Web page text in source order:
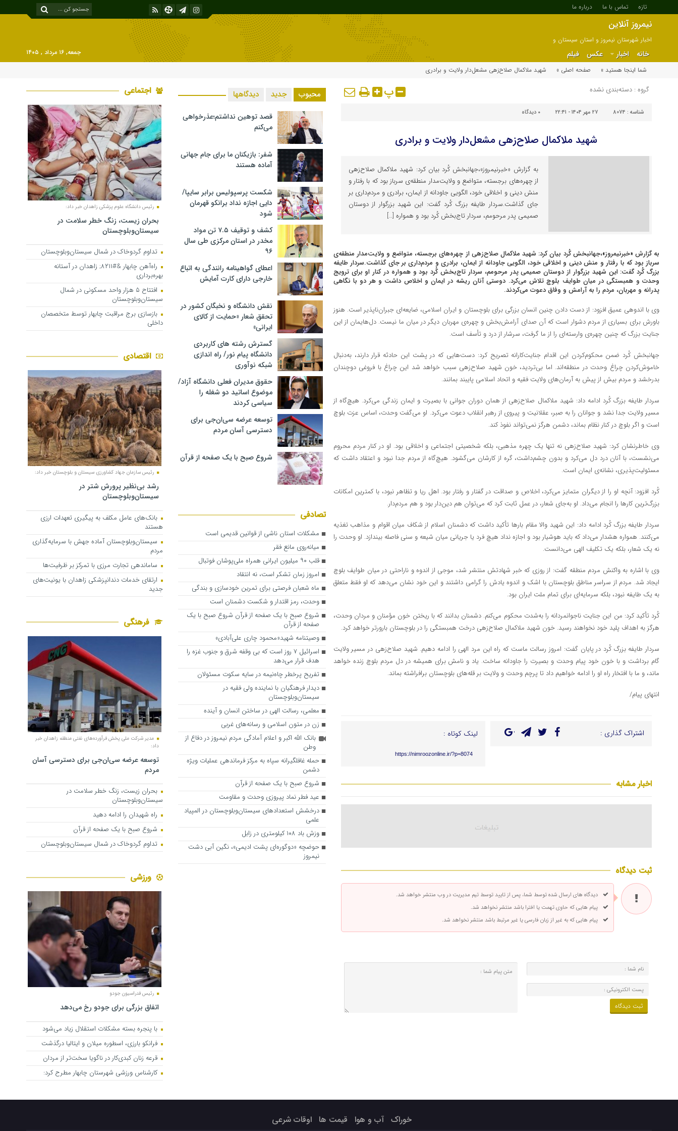
تازه تماس با ما درباره ما
نیمروز آنلاین
اخبار شهرستان نیمروز و استان سیستان و
بلوچستان
خانه اخبار عکس فیلم
جمعه, ۱۶ مرداد , ۱۴۰۵
شما اینجا هستید »
صفحه اصلی » شهید ملاکمال صلاح‌زهی مشعل‌دار ولایت و برادری
گروه : دسته‌بندی نشده پ
شناسه : 8074 ۲۷ مهر ۱۴۰۴ - ۲۲:۴۱ ۰ دیدگاه
شهید ملاکمال صلاح‌زهی مشعل‌دار ولایت و برادری
به گزارش «خبرنیمروز»،جهانبخش کُرد بیان کرد: شهید ملاکمال صلاح‌زهی
از چهره‌های برجسته، متواضع و ولایت‌مدار منطقه‌ی سرباز بود که با رفتار و
منش دینی و اخلاقی خود، الگویی جاودانه از ایمان، برادری و مردم‌داری بر
جای گذاشت.سردار طایفه بزرگ کُرد گفت: این شهید بزرگوار از دوستان
صمیمی پدر مرحومم، سردار تاج‌بخش کُرد بود و همواره […]
به گزارش «خبرنیمروز»،جهانبخش کُرد بیان کرد: شهید ملاکمال صلاح‌زهی از چهره‌های برجسته، متواضع و ولایت‌مدار منطقه‌ی
سرباز بود که با رفتار و منش دینی و اخلاقی خود، الگویی جاودانه از ایمان، برادری و مردم‌داری بر جای گذاشت.سردار طایفه
بزرگ کُرد گفت: این شهید بزرگوار از دوستان صمیمی پدر مرحومم، سردار تاج‌بخش کُرد بود و همواره در کنار او برای ترویج
وحدت و همبستگی در میان طوایف بلوچ تلاش می‌کرد. دوستی آنان ریشه در ایمان و اخلاص داشت و هر دو با نگاهی
پدرانه و مهربان، مردم را به آرامش و وفاق دعوت می‌کردند.
وی با اندوهی عمیق افزود: از دست دادن چنین انسان بزرگی برای بلوچستان و ایران اسلامی، ضایعه‌ای جبران‌ناپذیر است. هنوز
باورش برای بسیاری از مردم دشوار است که آن صدای آرامش‌بخش و چهره‌ی مهربان دیگر در میان ما نیست. دل‌هایمان از این
جنایت بزرگ که چنین چهره‌ی وارسته‌ای را از ما گرفت، سرشار از درد و تأسف است.
جهانبخش کُرد ضمن محکوم‌کردن این اقدام جنایت‌کارانه تصریح کرد: دست‌هایی که در پشت این حادثه قرار دارند، به‌دنبال
خاموش‌کردن چراغ وحدت در منطقه‌اند. اما بی‌تردید، خون شهید صلاح‌زهی سبب خواهد شد این چراغ با فروغی دوچندان
بدرخشد و مردم بیش از پیش به آرمان‌های ولایت فقیه و اتحاد اسلامی پایبند بمانند.
سردار طایفه بزرگ کُرد ادامه داد: شهید ملاکمال صلاح‌زهی از همان دوران جوانی با بصیرت و ایمان زندگی می‌کرد. هیچ‌گاه از
مسیر ولایت جدا نشد و جوانان را به صبر، عقلانیت و پیروی از رهبر انقلاب دعوت می‌کرد. او می‌گفت وحدت، اساس عزت بلوچ
است و اگر بلوچ در کنار نظام بماند، دشمن هرگز نمی‌تواند نفوذ کند.
وی خاطرنشان کرد: شهید صلاح‌زهی نه تنها یک چهره مذهبی، بلکه شخصیتی اجتماعی و اخلاقی بود. او در کنار مردم محروم
می‌نشست، با آنان درد دل می‌کرد و بدون چشم‌داشت، گره از کارشان می‌گشود. هیچ‌گاه از مردم جدا نبود و اعتقاد داشت که
مسئولیت‌پذیری، نشانه‌ی ایمان است.
کُرد افزود: آنچه او را از دیگران متمایز می‌کرد، اخلاص و صداقت در گفتار و رفتار بود. اهل ریا و تظاهر نبود، با کمترین امکانات
بزرگ‌ترین کارها را انجام می‌داد. او به‌جای شعار، در عمل ثابت کرد که می‌توان هم دین‌دار بود و هم مردم‌دار.
سردار طایفه بزرگ کُرد ادامه داد: این شهید والا مقام بارها تأکید داشت که دشمنان اسلام از شکاف میان اقوام و مذاهب تغذیه
می‌کنند. همواره هشدار می‌داد که باید هوشیار بود و اجازه نداد هیچ فرد یا جریانی میان شیعه و سنی فاصله بیندازد. او وحدت را
نه یک شعار، بلکه یک تکلیف الهی می‌دانست.
وی با اشاره به واکنش مردم منطقه گفت: از روزی که خبر شهادتش منتشر شد، موجی از اندوه و ناراحتی در میان طوایف بلوچ
ایجاد شد. مردم از سراسر مناطق بلوچستان با اشک و اندوه یادش را گرامی داشتند و این خود نشان می‌دهد که او فقط متعلق
به یک طایفه نبود، بلکه سرمایه‌ای برای تمام ملت ایران بود.
کُرد تأکید کرد: من این جنایت ناجوانمردانه را به‌شدت محکوم می‌کنم. دشمنان بدانند که با ریختن خون مؤمنان و مردان وحدت،
هرگز به اهداف پلید خود نخواهند رسید. خون شهید ملاکمال صلاح‌زهی درخت همبستگی را در بلوچستان بارورتر خواهد کرد.
سردار طایفه بزرگ کُرد در پایان گفت: امروز رسالت ماست که راه این مرد الهی را ادامه دهیم. شهید صلاح‌زهی در مسیر ولایت
گام برداشت و با خون خود پیام وحدت و بصیرت را جاودانه ساخت. یاد و نامش برای همیشه در دل مردم بلوچ زنده خواهد
ماند، و ما با افتخار راه او را ادامه خواهیم داد تا پرچم وحدت و ولایت بر قله‌های بلوچستان برافراشته بماند.
انتهای پیام/
اشتراک گذاری : لینک کوتاه :
https://nimroozonline.ir/?p=8074
اخبار مشابه
ثبت دیدگاه
دیدگاه های ارسال شده توسط شما، پس از تایید توسط تیم مدیریت در وب منتشر خواهد شد.
پیام هایی که حاوی تهمت یا افترا باشد منتشر نخواهد شد.
پیام هایی که به غیر از زبان فارسی یا غیر مرتبط باشد منتشر نخواهد شد.
محبوب جدید دیدگاهها
قصد توهین نداشتم؛عذرخواهی
می‌کنم
شفر: بازیکنان ما برای جام جهانی
آماده هستند
شکست پرسپولیس برابر سایپا/
دایی اجازه نداد برانکو قهرمان
شود
کشف و توقیف ۷.۵ تن مواد
مخدر در استان مرکزی طی سال
۹۶
اعطای گواهینامه رانندگی به اتباع
خارجی دارای کارت آمایش
نقش دانشگاه و نخبگان کشور در
تحقق شعار «حمایت از کالای
ایرانی»
گسترش رشته های کاربردی
دانشگاه پیام نور/ راه اندازی
شبکه نوآوری
حقوق مدیران فعلی دانشگاه آزاد/
موضوع اساتید دو شغله را
سیاسی کردند
توسعه عرضه سی‌ان‌جی برای
دسترسی آسان مردم
شروع صبح با یک صفحه از قرآن
تصادفی
مشکلات استان ناشی از قوانین قدیمی است
میانه‌روی مانع فقر
قلب ۹۰ میلیون ایرانی همراه ملی‌پوشان فوتبال
امروز زمان تشکر است، نه انتقاد
ماه شعبان فرصتی برای تمرین خودسازی و بندگی
وحدت، رمز اقتدار و شکست دشمنان است
شروع صبح با یک صفحه از قرآن شروع صبح با یک
صفحه از قرآن
وصیتنامه شهید«محمود چاری علی‌آبادی»
اسرائیل ۷ روز است که بی وقفه شرق و جنوب غزه را
هدف قرار می‌دهد
تفریح پرخطر چاه‌نیمه در سایه سکوت مسئولان
دیدار فرهنگیان با نماینده ولی فقیه در
سیستان‌وبلوچستان
معلمی، رسالت الهی در ساختن انسان و آینده
زن در متون اسلامی و رسانه‌های غربی
بانک الله اکبر و اعلام آمادگی مردم نیمروز در دفاع از
وطن
حمله غافلگیرانه سپاه به مرکز فرماندهی عملیات ویژه
دشمن
شروع صبح با یک صفحه از قرآن
عید فطر نماد پیروزی وحدت و مقاومت
درخشش استعدادهای سیستان‌وبلوچستان در المپیاد
علمی
وزش باد ۱۰۸ کیلومتری در زابل
حوضچه «دوگوره‌ای پشت ادیمی»، نگین آبی دشت
نیمروز
اجتماعی
رئیس دانشگاه علوم پزشکی زاهدان خبر داد:
بحران زیست، زنگ خطر سلامت در
سیستان‌وبلوچستان
تداوم گردوخاک در شمال سیستان‌وبلوچستان
راه‌آهن چابهار &#۸۲۱۱; زاهدان در آستانه
بهره‌برداری
افتتاح ۵ هزار واحد مسکونی در شمال
سیستان‌وبلوچستان
بازسازی برج مراقبت چابهار توسط متخصصان
داخلی
اقتصادی
رئیس سازمان جهاد کشاورزی سیستان و بلوچستان خبر داد:
رشد بی‌نظیر پرورش شتر در
سیستان‌وبلوچستان
بانک‌های عامل مکلف به پیگیری تعهدات ارزی
هستند
سیستان‌وبلوچستان آماده جهش با سرمایه‌گذاری
مردم
ساماندهی تجارت مرزی با تمرکز بر ظرفیت‌ها
ارتقای خدمات دندانپزشکی زاهدان با یونیت‌های
جدید
فرهنگی
مدیر شرکت ملی پخش فرآورده‌های نفتی منطقه زاهدان خبر
داد:
توسعه عرضه سی‌ان‌جی برای دسترسی آسان
مردم
بحران زیست، زنگ خطر سلامت در
سیستان‌وبلوچستان
راه شهیدان را ادامه دهید
شروع صبح با یک صفحه از قرآن
تداوم گردوخاک در شمال سیستان‌وبلوچستان
ورزشی
رئیس فدراسیون جودو
اتفاق بزرگی برای جودو رخ می‌دهد
با پنجره بسته مشکلات استقلال زیاد می‌شود
فرانکو بارزی، اسطوره میلان و ایتالیا درگذشت
قرعه زنان کبدی‌کار در ناگویا سخت‌تر از مردان
کارشناس ورزشی شهرستان چابهار مطرح کرد:
خوراک آب و هوا قیمت ها اوقات شرعی